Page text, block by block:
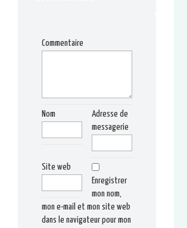
Commentaire
Nom
Adresse de
messagerie
Site web
Enregistrer
mon nom,
mon e-mail et mon site web
dans le navigateur pour mon